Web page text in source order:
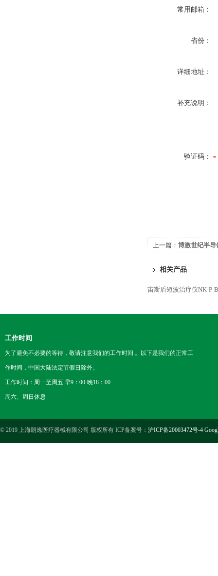
常用邮箱：
省份：
详细地址：
补充说明：
验证码：
上一篇： 博激世纪半
相关产品
宙斯盾短波治疗仪NK-P-B
工作时间
为了避免不必要的等待，敬请注意我们的工作时间 。以下是我们的正常工
作时间，中国大陆法定节假日除外。
工作时间：周一至周五 早9：00-晚18：00
周六、周日休息
© 2019 上海朗逸医疗器械有限公司 版权所有 ICP备案号： 沪ICP备20003472号-4